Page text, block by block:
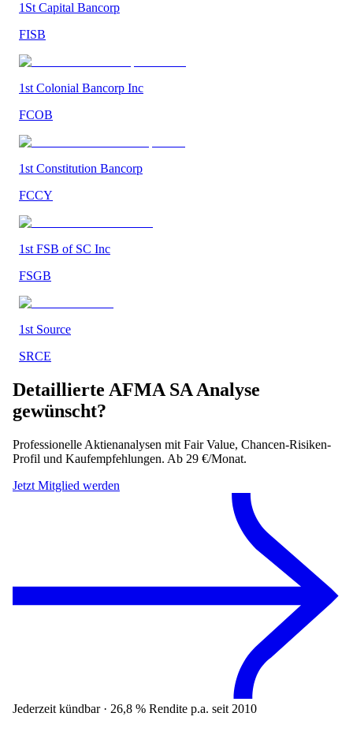
1St Capital Bancorp
FISB
1st Colonial Bancorp Inc
FCOB
1st Constitution Bancorp
FCCY
1st FSB of SC Inc
FSGB
1st Source
SRCE
Detaillierte AFMA SA Analyse
gewünscht?
Professionelle Aktienanalysen mit Fair Value, Chancen-Risiken-
Profil und Kaufempfehlungen. Ab 29 €/Monat.
Jetzt Mitglied werden
Jederzeit kündbar · 26,8 % Rendite p.a. seit 2010